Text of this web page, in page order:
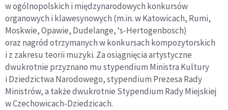
w ogólnopolskich i międzynarodowych konkursów
organowych i klawesynowych (m.in. w Katowicach, Rumi,
Moskwie, Opawie, Dudelange, ‘s-Hertogenbosch)
oraz nagród otrzymanych w konkursach kompozytorskich
i z zakresu teorii muzyki. Za osiągnięcia artystyczne
dwukrotnie przyznano mu stypendium Ministra Kultury
i Dziedzictwa Narodowego, stypendium Prezesa Rady
Ministrów, a także dwukrotnie Stypendium Rady Miejskiej
w Czechowicach-Dziedzicach.